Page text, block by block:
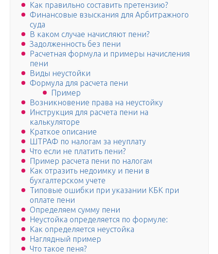
Как правильно составить претензию?
Финансовые взыскания для Арбитражного
суда
В каком случае начисляют пени?
Задолженность без пени
Расчетная формула и примеры начисления
пени
Виды неустойки
Формула для расчета пени
Пример
Возникновение права на неустойку
Инструкция для расчета пени на
калькуляторе
Краткое описание
ШТРАФ по налогам за неуплату
Что если не платить пени?
Пример расчета пени по налогам
Как отразить недоимку и пени в
бухгалтерском учете
Типовые ошибки при указании КБК при
оплате пени
Определяем сумму пени
Неустойка определяется по формуле:
Как определяется неустойка
Наглядный пример
Что такое пеня?